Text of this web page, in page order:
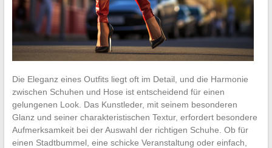
Die Eleganz eines Outfits liegt oft im Detail, und die Harmonie
zwischen Schuhen und Hose ist entscheidend für einen
gelungenen Look. Das Kunstleder, mit seinem besonderen
Glanz und seiner charakteristischen Textur, erfordert besondere
Aufmerksamkeit bei der Auswahl der richtigen Schuhe. Ob für
einen Stadtbummel, eine schicke Veranstaltung oder einfach,